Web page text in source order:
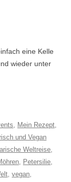
eine Kelle
wieder unter
, Mein Rezept,
und Vegan
Weltreise,
, Petersilie,
, vegan,